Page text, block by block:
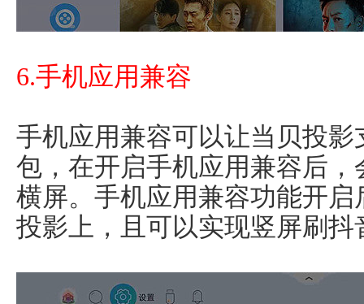
6.手机应用兼容
手机应用兼容可以让当贝投
包，在开启手机应用兼容后
横屏。手机应用兼容功能开
投影上，且可以实现竖屏刷抖